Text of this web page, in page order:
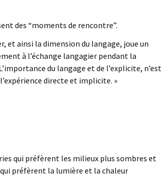
des “moments de rencontre”.
et ainsi la dimension du langage, joue un
à l’échange langagier pendant la
du langage et de l’explicite, n’est
directe et implicite. »
qui préfèrent les milieux plus sombres et
préfèrent la lumière et la chaleur